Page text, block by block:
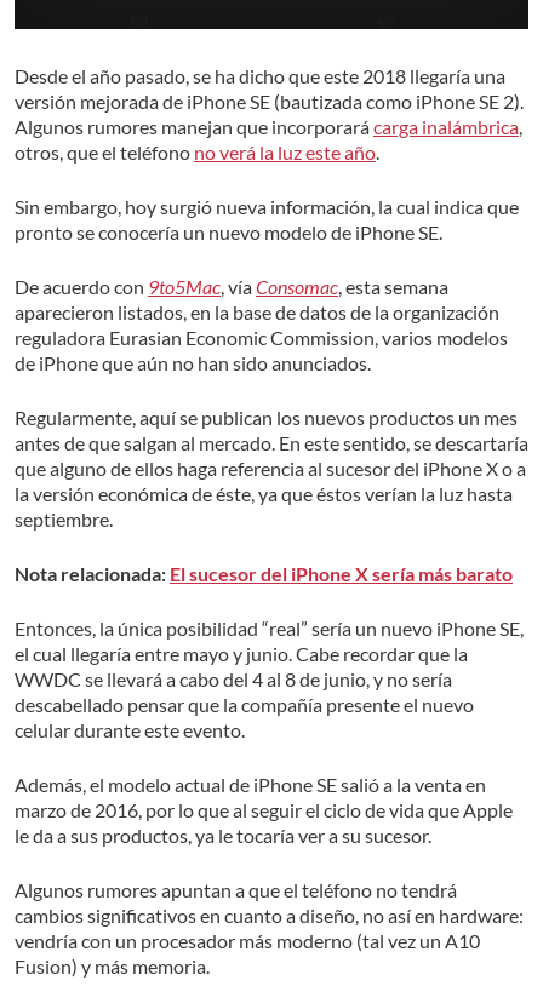
Desde el año pasado, se ha dicho que este 2018 llegaría una
versión mejorada de iPhone SE (bautizada como iPhone SE 2).
Algunos rumores manejan que incorporarácarga inalámbrica,
otros, que el teléfono no verá la luz este año.
Sin embargo, hoy surgió nueva información, la cual indica que
pronto se conocería un nuevo modelo de iPhone SE.
De acuerdo con 9to5Mac, víaConsomac, esta semana
aparecieron listados, en la base de datos de la organización
reguladora Eurasian Economic Commission, varios modelos
de iPhone que aún no han sido anunciados.
Regularmente, aquí se publican los nuevos productos un mes
antes de que salgan al mercado. En este sentido, se descartaría
que alguno de ellos haga referencia al sucesor del iPhone X o a
la versión económica de éste, ya que éstos verían la luz hasta
septiembre.
Nota relacionada: El sucesor del iPhone X sería más barato
Entonces, la única posibilidad “real” sería un nuevo iPhone SE,
el cual llegaría entre mayo y junio. Cabe recordar que la
WWDC se llevará a cabo del 4 al 8 de junio, y no sería
descabellado pensar que la compañía presente el nuevo
celular durante este evento.
Además, el modelo actual de iPhone SE salió a la venta en
marzo de 2016, por lo que al seguir el ciclo de vida que Apple
le da a sus productos, ya le tocaría ver a su sucesor.
Algunos rumores apuntan a que el teléfono no tendrá
cambios significativos en cuanto a diseño, no así en hardware:
vendría con un procesador más moderno (tal vez un A10
Fusion) y más memoria.